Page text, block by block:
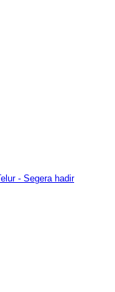
- Segera hadir